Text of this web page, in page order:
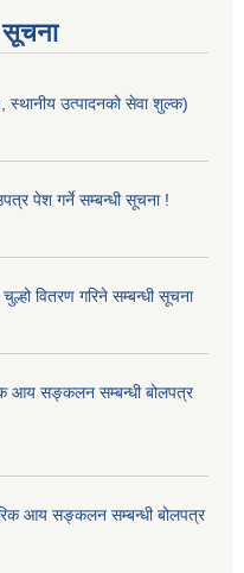
सूचना
स्थानीय उत्पादनको सेवा शुल्क)
पेश गर्ने सम्बन्धी सूचना !
वितरण गरिने सम्बन्धी सूचना
आय सङ्कलन सम्बन्धी बोलपत्र
आय सङ्कलन सम्बन्धी बोलपत्र